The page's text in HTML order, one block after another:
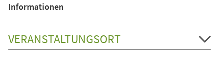
Informationen
VERANSTALTUNGSORT